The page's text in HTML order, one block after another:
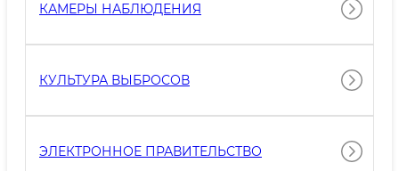
КАМЕРЫ НАБЛЮДЕНИЯ
КУЛЬТУРА ВЫБРОСОВ
ЭЛЕКТРОННОЕ ПРАВИТЕЛЬСТВО